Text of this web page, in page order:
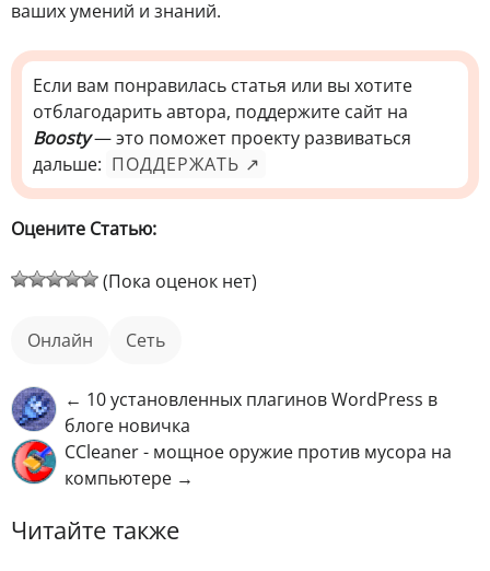
ваших умений и знаний.
Если вам понравилась статья или вы хотите
отблагодарить автора, поддержите сайт на
Boosty— это поможет проекту развиваться
дальше: ПОДДЕРЖАТЬ ↗
Оцените Статью:
(Пока оценок нет)
онлайн Сеть
← 10 установленных плагинов WordPress в
блоге новичка
CCleaner - мощное оружие против мусора на
компьютере →
Читайте также